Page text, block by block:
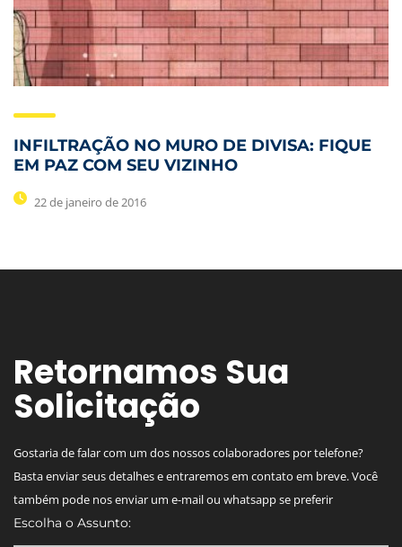
INFILTRAÇÃO NO MURO DE DIVISA: FIQUE
EM PAZ COM SEU VIZINHO
22 de janeiro de 2016
Retornamos Sua
Solicitação
Gostaria de falar com um dos nossos colaboradores por telefone?
Basta enviar seus detalhes e entraremos em contato em breve. Você
também pode nos enviar um e-mail ou whatsapp se preferir
Escolha o Assunto: